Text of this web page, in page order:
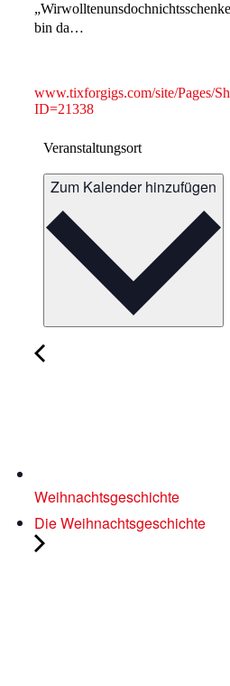
bin da…
www.tixforgigs.com/site/Pages/
ID=21338
Veranstaltungsort
Weihnachtsgeschichte
Die Weihnachtsgeschichte